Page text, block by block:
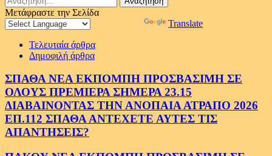
για:
Μετάφραστε την Σελίδα
Translate
Τελευταία άρθρα
Δημοφιλή άρθρα
ΣΠΑΘΑ ΝΕΑ ΕΚΠΟΜΠΗ ΠΡΟΣΒΑΣΙΜΗ ΣΕ
ΟΛΟΥΣ ΠΡΕΜΙΕΡΑ ΣΗΜΕΡΑ 23.15
ΔΙΑΒΑΙΝΟΝΤΑΣ ΤΗΝ ΑΝΟΠΑΙΑ ΑΤΡΑΠΟ 2026
ΕΠ.112 ΣΠΑΘΑ ΑΝΤΕΧΕΤΕ ΑΥΤΕΣ ΤΙΣ
ΑΠΑΝΤΗΣΕΙΣ?